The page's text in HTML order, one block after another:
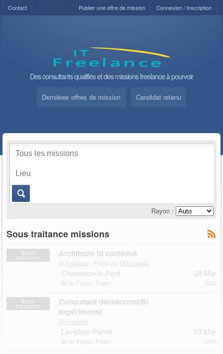
Contact Connexion / Inscription
Publier une offre de mission
Des consultants qualifiés et des missions freelance à pourvoir
Dernières offres de mission Candidat retenu
Rayon :
Sous traitance missions
Sous
traitance Architecte SI confirmé
IT Freelance – Publié par IT-Freelance
Charenton-le-Pont
Île-de-France, France
28 Mar
2024
Sous
traitance
Consultant décisionnel/BI
expérimenté
IT-Freelance
Levallois-Perret
Île-de-France, France
13 Mar
2024